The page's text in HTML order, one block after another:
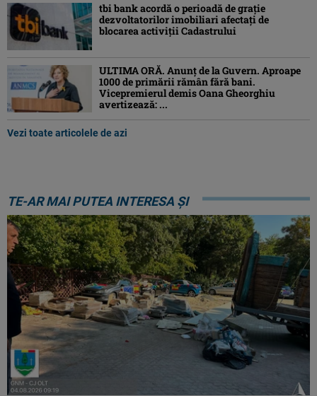
tbi bank acordă o perioadă de grație
dezvoltatorilor imobiliari afectați de
blocarea activiții Cadastrului
ULTIMA ORĂ. Anunț de la Guvern. Aproape
1000 de primării rămân fără bani.
Vicepremierul demis Oana Gheorghiu
avertizează: ...
Vezi toate articolele de azi
TE-AR MAI PUTEA INTERESA ȘI